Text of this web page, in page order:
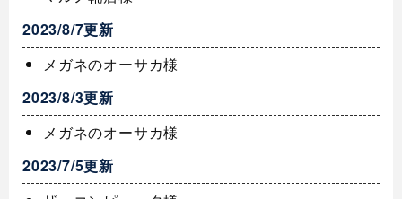
2023/8/7更新
メガネのオーサカ様
2023/8/3更新
メガネのオーサカ様
2023/7/5更新